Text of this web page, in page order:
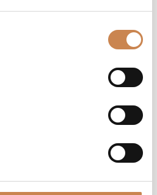
Volgende